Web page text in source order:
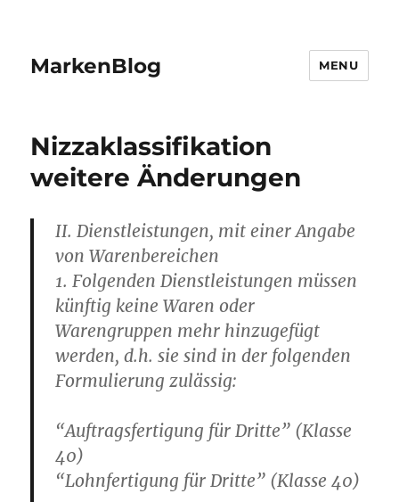
MarkenBlog MENU
Nizzaklassifikation
weitere Änderungen
II. Dienstleistungen, mit einer Angabe
von Warenbereichen
1. Folgenden Dienstleistungen müssen
künftig keine Waren oder
Warengruppen mehr hinzugefügt
werden, d.h. sie sind in der folgenden
Formulierung zulässig:
“Auftragsfertigung für Dritte” (Klasse
40)
“Lohnfertigung für Dritte” (Klasse 40)